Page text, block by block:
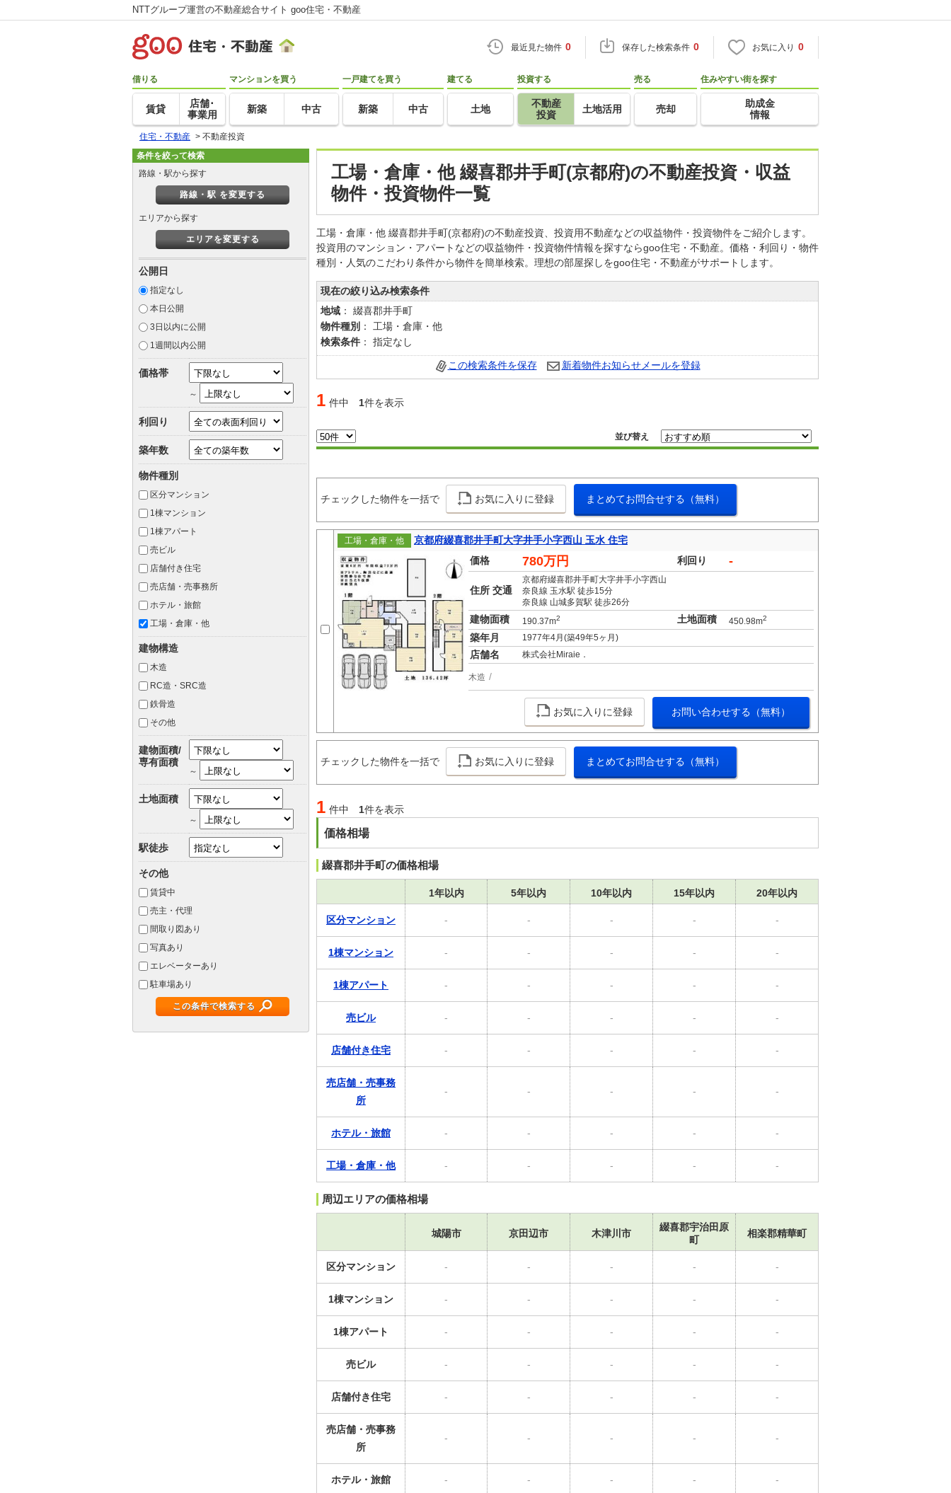
NTTグループ運営の不動産総合サイト goo住宅・不動産
最近見た物件 0 保存した検索条件 0 お気に入り 0
借りる
賃貸
店舗･
事業用
マンションを買う
新築 中古
一戸建てを買う
新築 中古
建てる
土地
投資する
不動産
投資
土地活用
売る
売却
住みやすい街を探す
助成金
情報
住宅・不動産 > 不動産投資
工場・倉庫・他 綴喜郡井手町(京都府)の不動産投資・収益
物件・投資物件一覧
工場・倉庫・他 綴喜郡井手町(京都府)の不動産投資、投資用不動産などの収益物件・投資物件をご紹介します。
投資用のマンション・アパートなどの収益物件・投資物件情報を探すならgoo住宅・不動産。価格・利回り・物件
種別・人気のこだわり条件から物件を簡単検索。理想の部屋探しをgoo住宅・不動産がサポートします。
現在の絞り込み検索条件
地域 ： 綴喜郡井手町
物件種別 ： 工場・倉庫・他
検索条件 ： 指定なし
この検索条件を保存 新着物件お知らせメールを登録
1 件中 1件を表示
並び替え
チェックした物件を一括で お気に入りに登録 まとめてお問合せする（無料）
工場・倉庫・他
京都府綴喜郡井手町大字井手小字西山 玉水 住宅
価格
780万円 利回り -
住所 交通
京都府綴喜郡井手町大字井手小字西山
奈良線 玉水駅 徒歩15分
奈良線 山城多賀駅 徒歩26分
建物面積 190.37m2 土地面積 450.98m2
築年月 1977年4月(築49年5ヶ月)
店舗名 株式会社Miraie．
木造
お気に入りに登録 お問い合わせする（無料）
チェックした物件を一括で お気に入りに登録 まとめてお問合せする（無料）
1 件中 1件を表示
価格相場
綴喜郡井手町の価格相場
1年以内 5年以内 10年以内 15年以内 20年以内
区分マンション - - - - -
1棟マンション - - - - -
1棟アパート - - - - -
売ビル - - - - -
店舗付き住宅 - - - - -
売店舗・売事務
所
- - - - -
ホテル・旅館 - - - - -
工場・倉庫・他 - - - - -
周辺エリアの価格相場
城陽市 京田辺市 木津川市
綴喜郡宇治田原
町
相楽郡精華町
区分マンション - - - - -
1棟マンション - - - - -
1棟アパート - - - - -
売ビル - - - - -
店舗付き住宅 - - - - -
売店舗・売事務
所
- - - - -
ホテル・旅館 - - - - -
条件を絞って検索
路線・駅から探す
路線・駅 を変更する
エリアから探す
エリアを変更する
公開日
指定なし
本日公開
3日以内に公開
1週間以内公開
価格帯
～
利回り
築年数
物件種別
区分マンション
1棟マンション
1棟アパート
売ビル
店舗付き住宅
売店舗・売事務所
ホテル・旅館
工場・倉庫・他
建物構造
木造
RC造・SRC造
鉄骨造
その他
建物面積/
専有面積
～
土地面積
～
駅徒歩
その他
賃貸中
売主・代理
間取り図あり
写真あり
エレベーターあり
駐車場あり
この条件で検索する